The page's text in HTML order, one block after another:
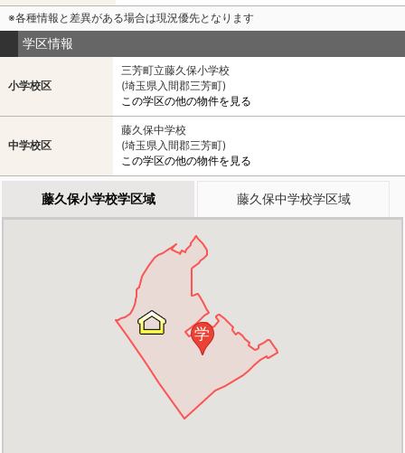
※各種情報と差異がある場合は現況優先となります
学区情報
小学校区
三芳町立藤久保小学校
(埼玉県入間郡三芳町)
この学区の他の物件を見る
中学校区
藤久保中学校
(埼玉県入間郡三芳町)
この学区の他の物件を見る
藤久保小学校学区域 藤久保中学校学区域
学